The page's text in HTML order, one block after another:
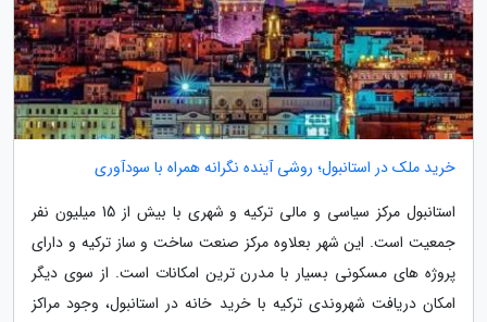
خرید ملک در استانبول؛ روشی آینده نگرانه همراه با سودآوری
استانبول مرکز سیاسی و مالی ترکیه و شهری با بیش از 15 میلیون نفر
جمعیت است. این شهر بعلاوه مرکز صنعت ساخت و ساز ترکیه و دارای
پروژه های مسکونی بسیار با مدرن ترین امکانات است. از سوی دیگر
امکان دریافت شهروندی ترکیه با خرید خانه در استانبول، وجود مراکز